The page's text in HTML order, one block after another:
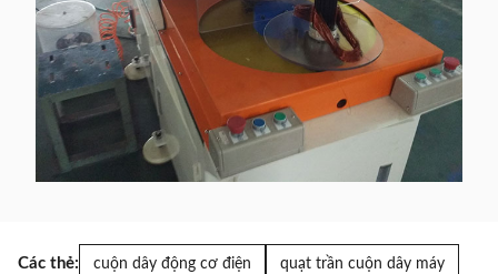
Các thẻ: cuộn dây động cơ điện quạt trần cuộn dây máy